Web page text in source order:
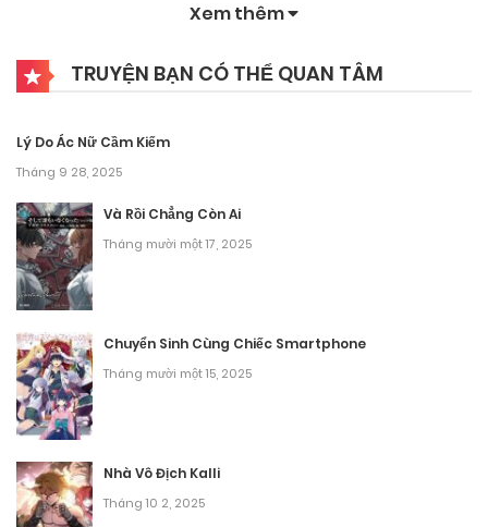
Tháng 9 20, 2025
Tháng 9 20, 2025
Chương 1
Tháng 9 20, 2025
Xem thêm
TRUYỆN BẠN CÓ THỂ QUAN TÂM
Lý Do Ác Nữ Cầm Kiếm
Tháng 9 28, 2025
Và Rồi Chẳng Còn Ai
Tháng mười một 17, 2025
Chuyển Sinh Cùng Chiếc Smartphone
Tháng mười một 15, 2025
Nhà Vô Địch Kalli
Tháng 10 2, 2025